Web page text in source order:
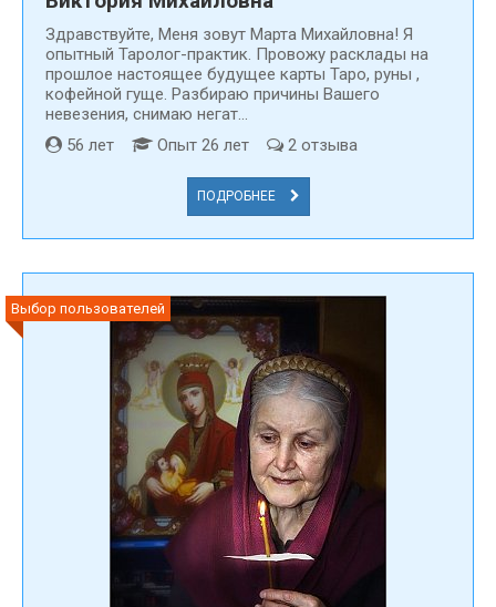
Здравствуйте, Меня зовут Марта Михайловна! Я
опытный Таролог-практик. Провожу расклады на
прошлое настоящее будущее карты Таро, руны ,
кофейной гуще. Разбираю причины Вашего
невезения, снимаю негат...
56 лет
Опыт 26 лет 2 отзыва
ПОДРОБНЕЕ
Выбор пользователей